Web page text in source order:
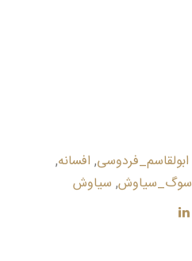
ابولقاسم_فردوسی, افسانه,
سوگ_سیاوش, سیاوش